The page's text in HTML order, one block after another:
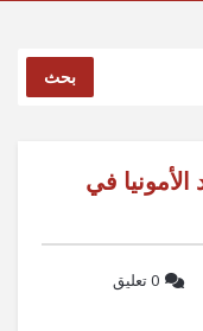
بحث
في
‫0 تعليق